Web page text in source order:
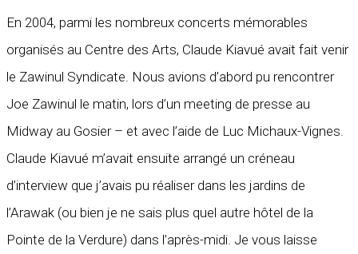
En 2004, parmi les nombreux concerts mémorables
organisés au Centre des Arts, Claude Kiavué avait fait venir
le Zawinul Syndicate. Nous avions d’abord pu rencontrer
Joe Zawinul le matin, lors d’un meeting de presse au
Midway au Gosier – et avec l’aide de Luc Michaux-Vignes.
Claude Kiavué m’avait ensuite arrangé un créneau
d’interview que j’avais pu réaliser dans les jardins de
l’Arawak (ou bien je ne sais plus quel autre hôtel de la
Pointe de la Verdure) dans l’après-midi. Je vous laisse